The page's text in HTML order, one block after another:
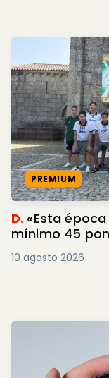
PREMIUM
D. «Esta
mínimo 45
10 agosto 2026